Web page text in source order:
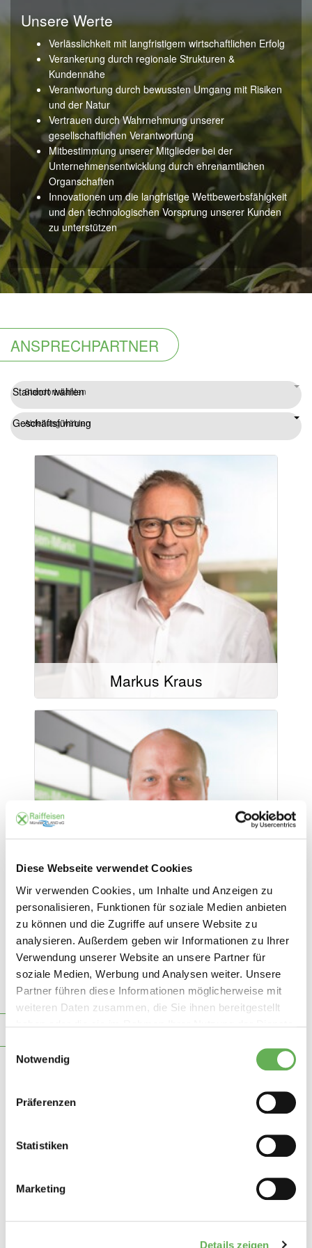
Diese Webseite verwendet Cookies
Wir verwenden Cookies, um Inhalte und Anzeigen zu
personalisieren, Funktionen für soziale Medien anbieten
zu können und die Zugriffe auf unsere Website zu
analysieren. Außerdem geben wir Informationen zu Ihrer
Verwendung unserer Website an unsere Partner für
soziale Medien, Werbung und Analysen weiter. Unsere
Partner führen diese Informationen möglicherweise mit
weiteren Daten zusammen, die Sie ihnen bereitgestellt
Einwilligungsauswahl
Notwendig
Präferenzen
Statistiken
Marketing
Details zeigen
Unsere Werte
Verlässlichkeit mit langfristigem wirtschaftlichen Erfolg
Verankerung durch regionale Strukturen &
Kundennähe
Verantwortung durch bewussten Umgang mit Risiken
und der Natur
Vertrauen durch Wahrnehmung unserer
gesellschaftlichen Verantwortung
Mitbestimmung unserer Mitglieder bei der
Unternehmensentwicklung durch ehrenamtlichen
Organschaften
Innovationen um die langfristige Wettbewerbsfähigkeit
und den technologischen Vorsprung unserer Kunden
zu unterstützen
ANSPRECHPARTNER
Standort wählen
Standort wählen
Geschäftsführung
Abteilung wählen
Markus Kraus
Mail schreiben
02504/9321-22
-
Christoph Pohlkemper
Mail schreiben
0172-1013807
02571/9360-19